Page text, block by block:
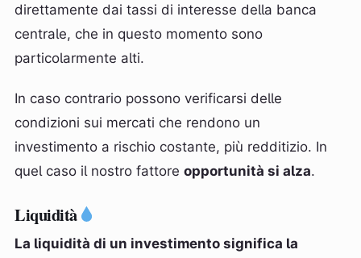
direttamente dai tassi di interesse della banca
centrale, che in questo momento sono
particolarmente alti.
In caso contrario possono verificarsi delle
condizioni sui mercati che rendono un
investimento a rischio costante, più redditizio. In
quel caso il nostro fattore opportunità si alza.
Liquidità
La liquidità di un investimento significa la